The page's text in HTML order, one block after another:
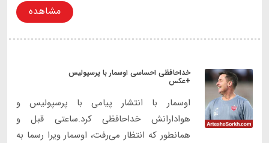
مشاهده
خداحافظی احساسی اوسمار با پرسپولیس
+عکس
اوسمار با انتشار پیامی با پرسپولیس و
هوادارانش خداحافظی کرد.ساعتی قبل و
همانطور که انتظار می‌رفت، اوسمار ویرا رسما به